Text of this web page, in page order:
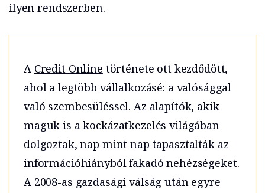
ilyen rendszerben.
A Credit Online története ott kezdődött,
ahol a legtöbb vállalkozásé: a valósággal
való szembesüléssel. Az alapítók, akik
maguk is a kockázatkezelés világában
dolgoztak, nap mint nap tapasztalták az
információhiányból fakadó nehézségeket.
A 2008-as gazdasági válság után egyre